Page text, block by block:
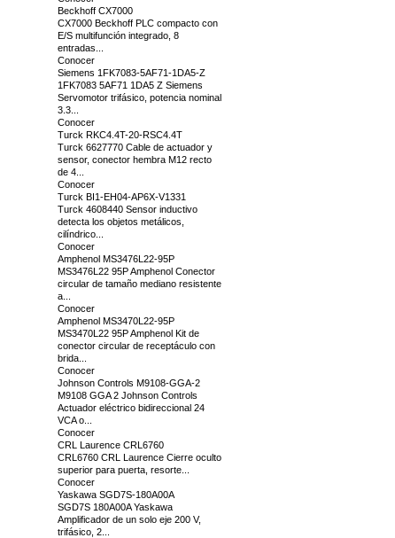
Beckhoff CX7000
CX7000 Beckhoff PLC compacto con
E/S multifunción integrado, 8
entradas...
Conocer
Siemens 1FK7083-5AF71-1DA5-Z
1FK7083 5AF71 1DA5 Z Siemens
Servomotor trifásico, potencia nominal
3.3...
Conocer
Turck RKC4.4T-20-RSC4.4T
Turck 6627770 Cable de actuador y
sensor, conector hembra M12 recto
de 4...
Conocer
Turck BI1-EH04-AP6X-V1331
Turck 4608440 Sensor inductivo
detecta los objetos metálicos,
cilíndrico...
Conocer
Amphenol MS3476L22-95P
MS3476L22 95P Amphenol Conector
circular de tamaño mediano resistente
a...
Conocer
Amphenol MS3470L22-95P
MS3470L22 95P Amphenol Kit de
conector circular de receptáculo con
brida...
Conocer
Johnson Controls M9108-GGA-2
M9108 GGA 2 Johnson Controls
Actuador eléctrico bidireccional 24
VCA o...
Conocer
CRL Laurence CRL6760
CRL6760 CRL Laurence Cierre oculto
superior para puerta, resorte...
Conocer
Yaskawa SGD7S-180A00A
SGD7S 180A00A Yaskawa
Amplificador de un solo eje 200 V,
trifásico, 2...